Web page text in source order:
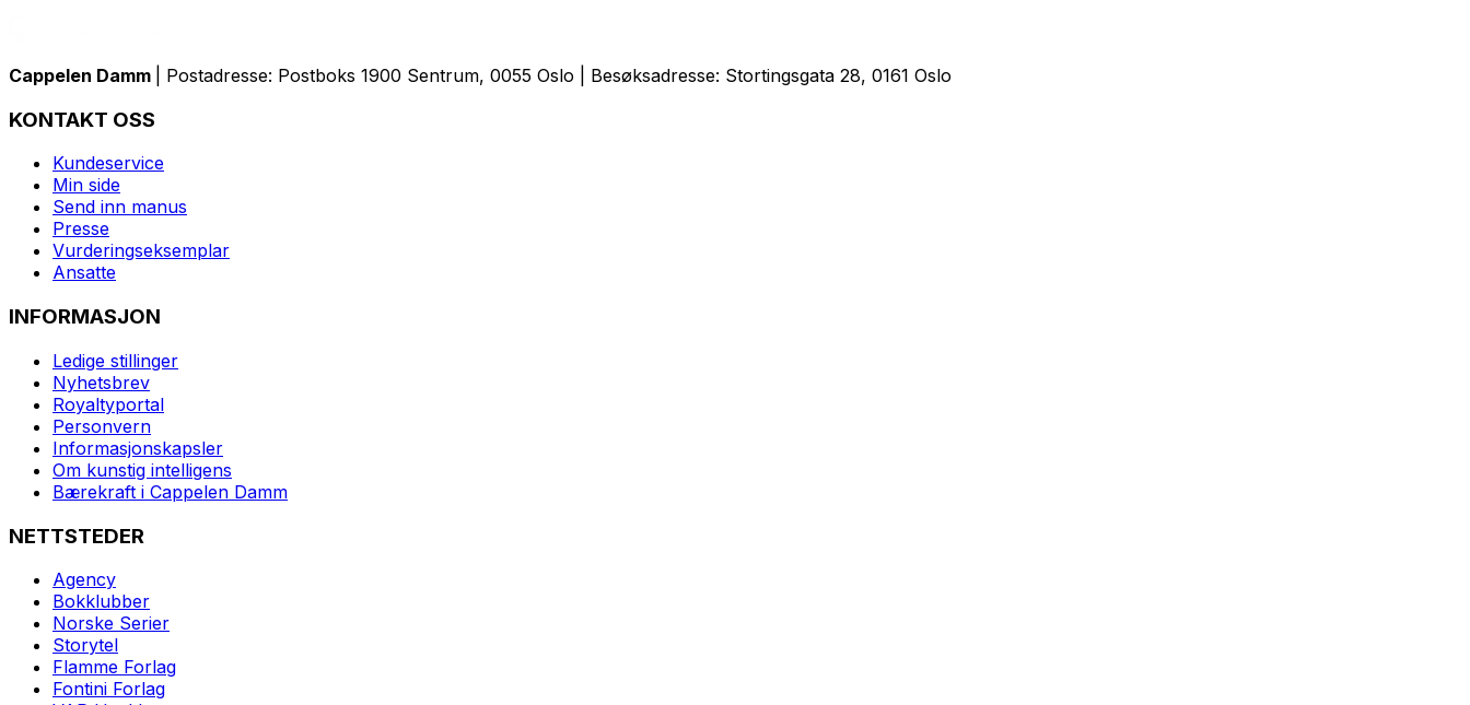
Cappelen Damm | Postadresse: Postboks 1900 Sentrum, 0055 Oslo | Besøksadresse: Stortingsgata 28, 0161 Oslo
KONTAKT OSS
Kundeservice
Min side
Send inn manus
Presse
Vurderingseksemplar
Ansatte
INFORMASJON
Ledige stillinger
Nyhetsbrev
Royaltyportal
Personvern
Informasjonskapsler
Om kunstig intelligens
Bærekraft i Cappelen Damm
NETTSTEDER
Agency
Bokklubber
Norske Serier
Storytel
Flamme Forlag
Fontini Forlag